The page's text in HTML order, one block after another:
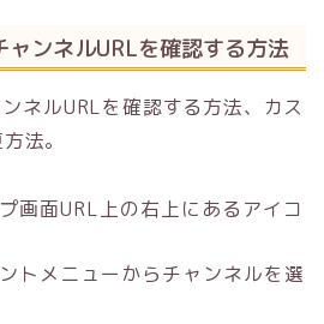
ャンネルURLを確認する方法
ネルURLを確認する方法、カス
法。
画面URL上の右上にあるアイコ
トメニューからチャンネルを選